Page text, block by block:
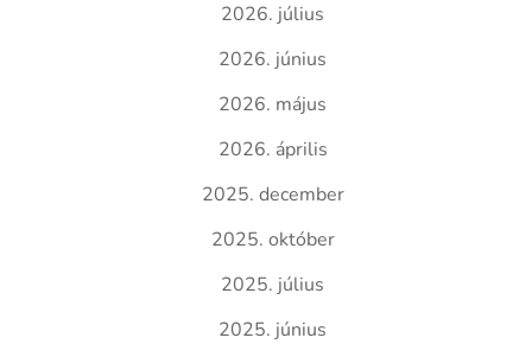
2026. július
2026. június
2026. május
2026. április
2025. december
2025. október
2025. július
2025. június